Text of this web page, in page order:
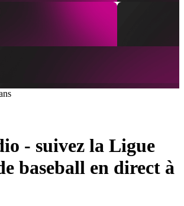
- suivez la Ligue
baseball en direct à